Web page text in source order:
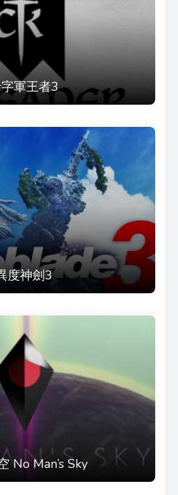
軍王者3
度神劍3
No Man’s Sky